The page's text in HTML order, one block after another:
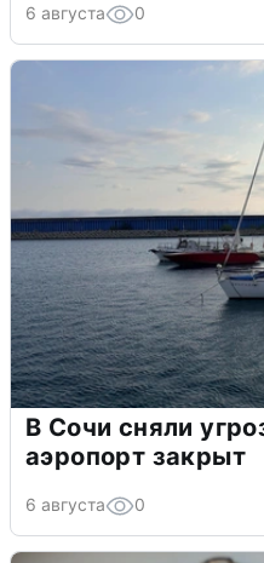
6 августа 0
В Сочи сняли
аэропорт закрыт
6 августа 0